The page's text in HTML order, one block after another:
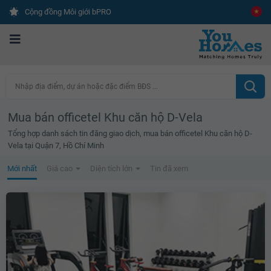
Cộng đồng Môi giới bPRO
Nhập địa điểm, dự án hoặc đặc điểm BĐS ...
Mua bán officetel Khu căn hộ D-Vela
Tổng hợp danh sách tin đăng giao dịch, mua bán officetel Khu căn hộ D-
Vela tại Quận 7, Hồ Chí Minh
Mới nhất Giá cao Diện tích lớn Tin đã xem